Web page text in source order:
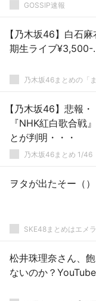
GOSSIP速報
【乃木坂46】白石
期生ライブ
乃木坂46まとめの「ま
【乃木坂46】悲報
『NHK紅白歌合戦
とが判明・・・
乃木坂46まとめ 1/46
ヲタが出たそー（）
SKE48まとめはエメ
松井珠理奈さん、
ないのか？